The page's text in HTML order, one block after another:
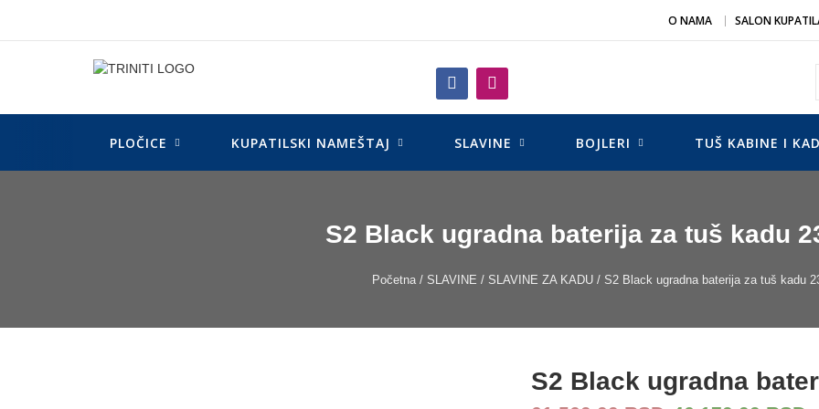
O NAMA SALON
PLOČICE KUPATILSKI NAMEŠTAJ SLAVINE BOJLERI TUŠ KABINE I
S2 Black ugradna baterija za tuš kadu
Početna / SLAVINE / SLAVINE ZA KADU / S2 Black ugradna baterija za tuš kadu
S2 Black ugradna